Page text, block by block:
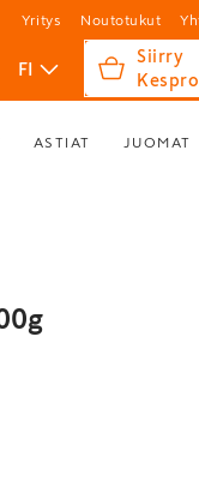
Yritys Noutotukut
FI
Siirry
ASTIAT JUOMAT